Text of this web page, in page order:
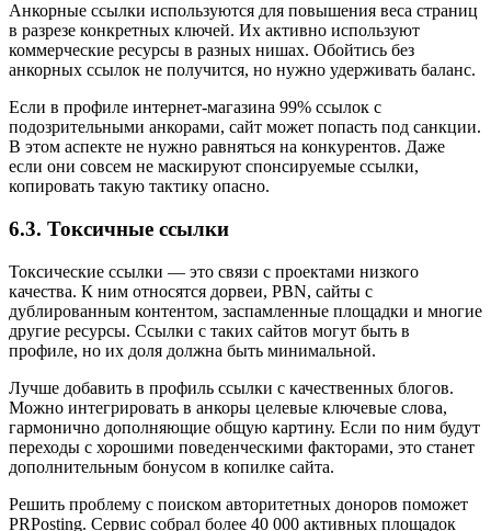
Анкорные ссылки используются для повышения веса страниц
в разрезе конкретных ключей. Их активно используют
коммерческие ресурсы в разных нишах. Обойтись без
анкорных ссылок не получится, но нужно удерживать баланс.
Если в профиле интернет-магазина 99% ссылок с
подозрительными анкорами, сайт может попасть под санкции.
В этом аспекте не нужно равняться на конкурентов. Даже
если они совсем не маскируют спонсируемые ссылки,
копировать такую тактику опасно.
6.3. Токсичные ссылки
Токсические ссылки — это связи с проектами низкого
качества. К ним относятся дорвеи, PBN, сайты с
дублированным контентом, заспамленные площадки и многие
другие ресурсы. Ссылки с таких сайтов могут быть в
профиле, но их доля должна быть минимальной.
Лучше добавить в профиль ссылки с качественных блогов.
Можно интегрировать в анкоры целевые ключевые слова,
гармонично дополняющие общую картину. Если по ним будут
переходы с хорошими поведенческими факторами, это станет
дополнительным бонусом в копилке сайта.
Решить проблему с поиском авторитетных доноров поможет
PRPosting. Сервис собрал более 40 000 активных площадок